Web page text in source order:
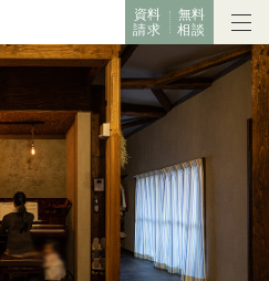
資料
請求
無料
相談